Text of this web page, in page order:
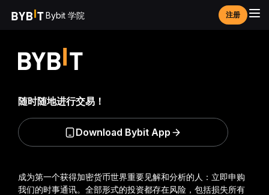
Bybit 学院 注册
成为第一个获得加密货币世界重要见解和分析的人：立即申购
我们的时事通讯。 全部形式的投资都存在风险，包括损失所有
随时随地进行交易！
Download Bybit App